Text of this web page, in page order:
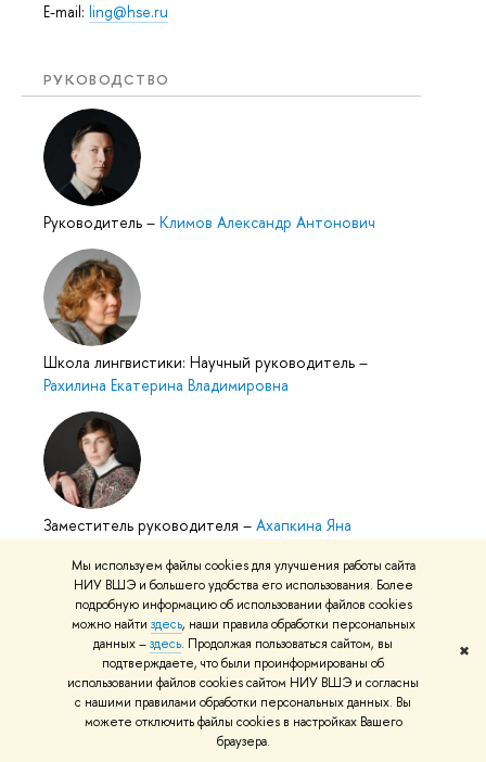
Мы используем файлы cookies для улучшения работы сайта
НИУ ВШЭ и большего удобства его использования. Более
подробную информацию об использовании файлов cookies
можно найти здесь, наши правила обработки персональных
данных –здесь. Продолжая пользоваться сайтом, вы
подтверждаете, что были проинформированы об
использовании файлов cookies сайтом НИУ ВШЭ и согласны
с нашими правилами обработки персональных данных. Вы
можете отключить файлы cookies в настройках Вашего
браузера.
✖
E-mail: ling@hse.ru
РУКОВОДСТВО
Руководитель – Климов Александр Антонович
Школа лингвистики: Научный руководитель –
Рахилина Екатерина Владимировна
Заместитель руководителя – Ахапкина Яна
Школа лингвистики: Менеджер–Дьячкова Анна
Евгеньевна